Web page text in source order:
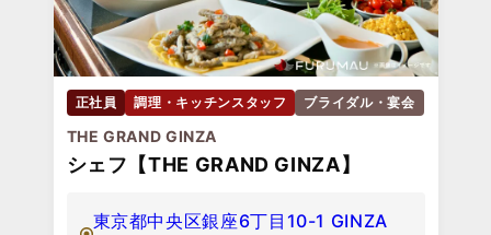
正社員 調理・キッチンスタッフ ブライダル・宴会
THE GRAND GINZA
シェフ【THE GRAND GINZA】
東京都中央区銀座6丁目10-1 GINZA